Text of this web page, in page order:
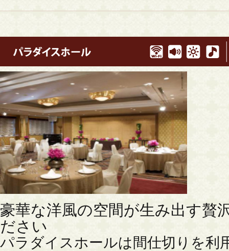
豪華な洋風の空間が生み出す贅
ださい
パラダイスホールは間仕切りを利